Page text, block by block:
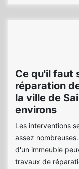
Ce qu'il faut
réparation
la ville de
environs
Les interventions
assez
d'un immeuble
travaux de